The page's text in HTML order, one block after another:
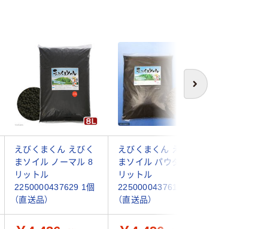
次へ
えびくまくん えびく
まソイル ノーマル 8
リットル
2250000437629 1個
（直送品）
えびくまくん えびく
まソイル パウダー 8
リットル
2250000437612 1個
（直送品）